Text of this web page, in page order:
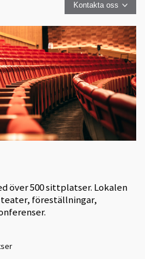
Kontakta oss
över 500 sittplatser. Lokalen
föreställningar,